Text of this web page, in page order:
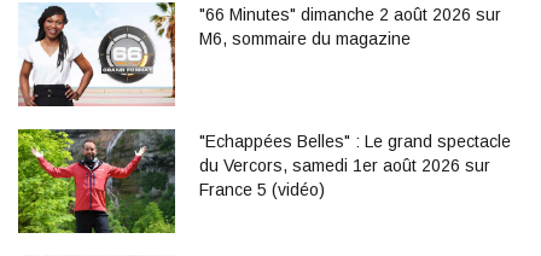
"66 Minutes" dimanche 2 août 2026 sur
M6, sommaire du magazine
"Echappées Belles" : Le grand spectacle
du Vercors, samedi 1er août 2026 sur
France 5 (vidéo)